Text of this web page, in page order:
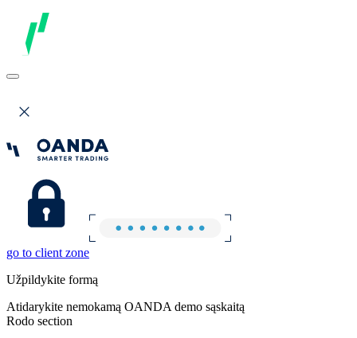
go to client zone
Užpildykite formą
Atidarykite nemokamą OANDA demo sąskaitą
Rodo section